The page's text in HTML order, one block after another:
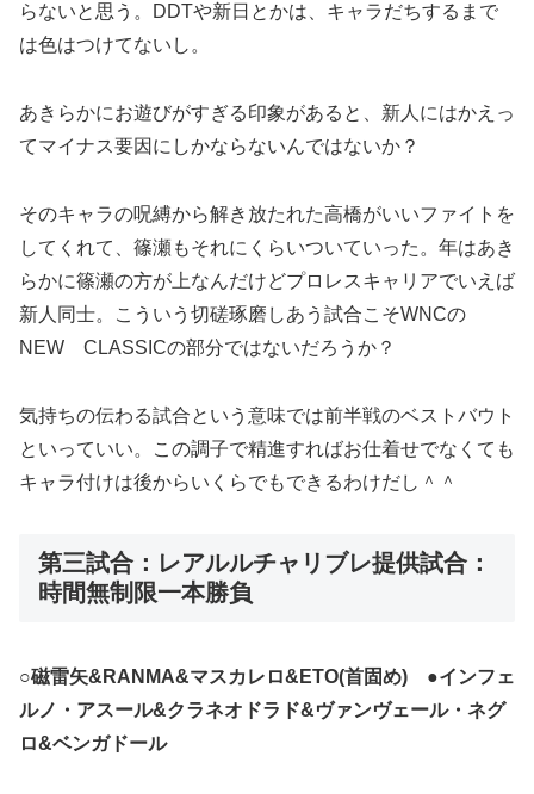
らないと思う。DDTや新日とかは、キャラだちするまで
は色はつけてないし。
あきらかにお遊びがすぎる印象があると、新人にはかえっ
てマイナス要因にしかならないんではないか？
そのキャラの呪縛から解き放たれた高橋がいいファイトを
してくれて、篠瀬もそれにくらいついていった。年はあき
らかに篠瀬の方が上なんだけどプロレスキャリアでいえば
新人同士。こういう切磋琢磨しあう試合こそWNCの
NEW CLASSICの部分ではないだろうか？
気持ちの伝わる試合という意味では前半戦のベストバウト
といっていい。この調子で精進すればお仕着せでなくても
キャラ付けは後からいくらでもできるわけだし＾＾
第三試合：レアルルチャリブレ提供試合：
時間無制限一本勝負
○磁雷矢&RANMA&マスカレロ&ETO(首固め) ●インフェ
ルノ・アスール&クラネオドラド&ヴァンヴェール・ネグ
ロ&ベンガドール